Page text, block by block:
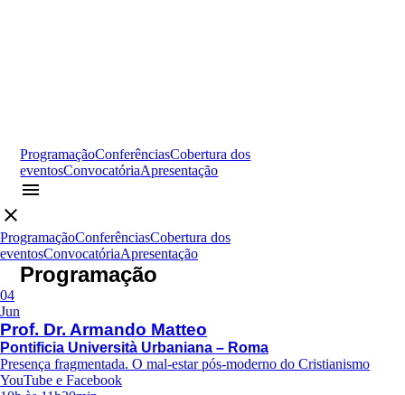
ProgramaçãoConferênciasCobertura dos
eventosConvocatóriaApresentação
menu
close
ProgramaçãoConferênciasCobertura dos
eventosConvocatóriaApresentação
Programação
04
Jun
Prof. Dr. Armando Matteo
Pontificia Università Urbaniana – Roma
Presença fragmentada. O mal-estar pós-moderno do Cristianismo
YouTube e Facebook